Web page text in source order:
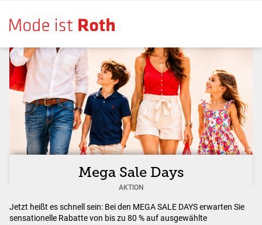
Mega Sale Days
AKTION
Jetzt heißt es schnell sein: Bei den MEGA SALE DAYS erwarten Sie
sensationelle Rabatte von bis zu 80 % auf ausgewählte